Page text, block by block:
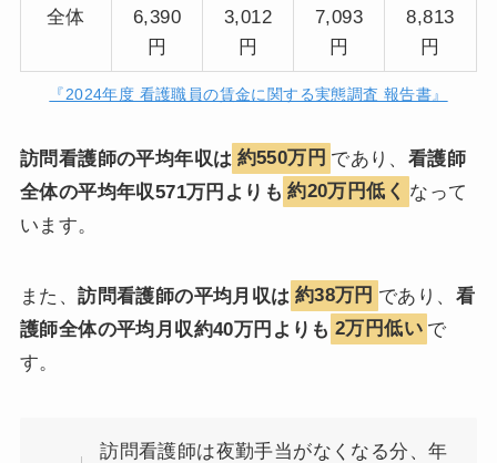
全体
6,390
円
3,012
円
7,093
円
8,813
円
『2024年度 看護職員の賃金に関する実態調査 報告書』
訪問看護師の平均年収は 約550万円 であり、 看護師
全体の平均年収571万円よりも 約20万円低く なって
います。
また、訪問看護師の平均月収は 約38万円 であり、 看
護師全体の平均月収約40万円よりも 2万円低い で
す。
訪問看護師は夜勤手当がなくなる分、年